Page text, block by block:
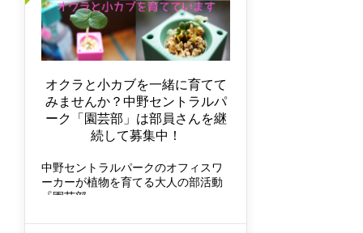
オクラと小カブを一緒に育てて
みませんか？中野セントラルパ
ーク「園芸部」は部員さんを継
続して募集中！
中野セントラルパークのオフィスワ
ーカーが植物を育てる大人の部活動
『園芸部』。 …